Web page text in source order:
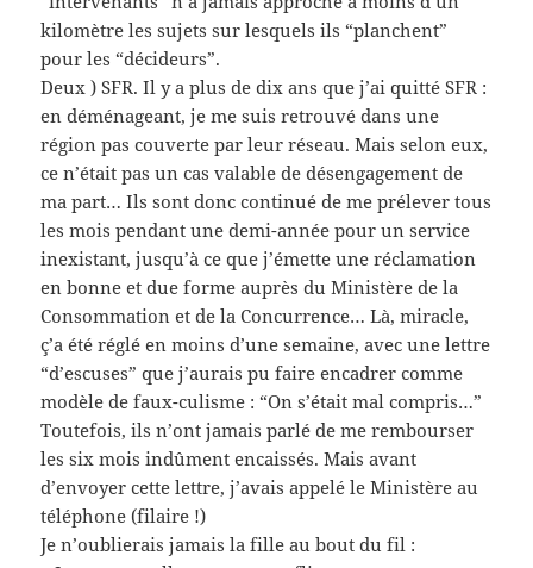
kilomètre les sujets sur lesquels ils “planchent”
pour les “décideurs”.
Deux ) SFR. Il y a plus de dix ans que j’ai quitté SFR :
en déménageant, je me suis retrouvé dans une
région pas couverte par leur réseau. Mais selon eux,
ce n’était pas un cas valable de désengagement de
ma part… Ils sont donc continué de me prélever tous
les mois pendant une demi-année pour un service
inexistant, jusqu’à ce que j’émette une réclamation
en bonne et due forme auprès du Ministère de la
Consommation et de la Concurrence… Là, miracle,
ç’a été réglé en moins d’une semaine, avec une lettre
“d’escuses” que j’aurais pu faire encadrer comme
modèle de faux-culisme : “On s’était mal compris…”
Toutefois, ils n’ont jamais parlé de me rembourser
les six mois indûment encaissés. Mais avant
d’envoyer cette lettre, j’avais appelé le Ministère au
téléphone (filaire !)
Je n’oublierais jamais la fille au bout du fil :